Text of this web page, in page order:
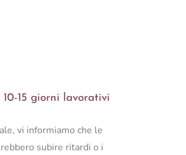
15 giorni lavorativi
vi informiamo che le
subire ritardi o i